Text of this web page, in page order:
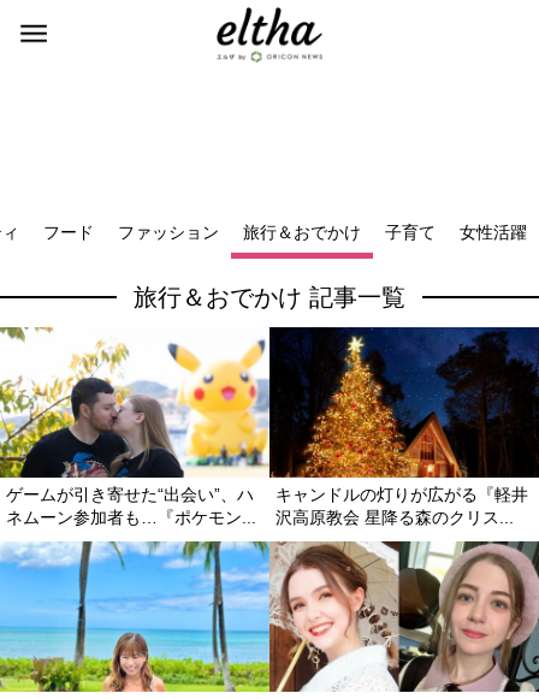
フード ファッション 旅行＆おでかけ 子育て 女性活躍
旅行＆おでかけ 記事一覧
ゲームが引き寄せた“出会い”、ハ
ネムーン参加者も…『ポケモン...
キャンドルの灯りが広がる『軽井
沢高原教会 星降る森のクリス...